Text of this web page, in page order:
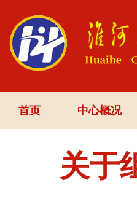
首页 中心概况
关于